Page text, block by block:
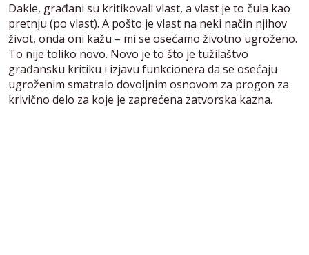
Dakle, građani su kritikovali vlast, a vlast je to čula kao
pretnju (po vlast). A pošto je vlast na neki način njihov
život, onda oni kažu – mi se osećamo životno ugroženo.
To nije toliko novo. Novo je to što je tužilaštvo
građansku kritiku i izjavu funkcionera da se osećaju
ugroženim smatralo dovoljnim osnovom za progon za
krivično delo za koje je zaprećena zatvorska kazna.